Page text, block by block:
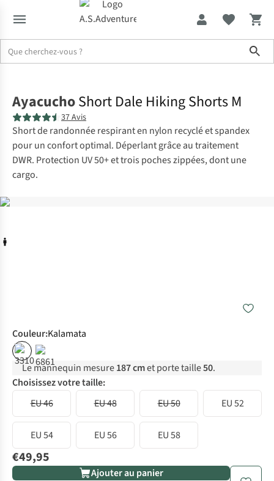
AyacuchoShort Dale Hiking Shorts M
37 Avis
Short de randonnée respirant en nylon recyclé et spandex
pour un confort optimal. Déperlant grâce au traitement
DWR. Protection UV 50+ et trois poches zippées, dont une
cargo.
Couleur:Kalamata
Le mannequin mesure187 cmet porte taille50.
Choisissez votre taille:
EU 46
EU 48 EU 50 EU 52
EU 54 EU 56 EU 58
€49,95
Ajouter au panier